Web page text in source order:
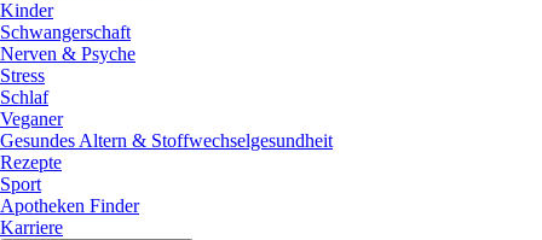
Kinder
Schwangerschaft
Nerven & Psyche
Stress
Schlaf
Veganer
Gesundes Altern & Stoffwechselgesundheit
Rezepte
Sport
Apotheken Finder
Karriere